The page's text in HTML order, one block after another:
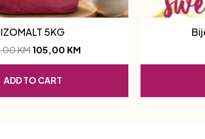
IZOMALT 5KG
KM 105,00 KM
ADD TO CART